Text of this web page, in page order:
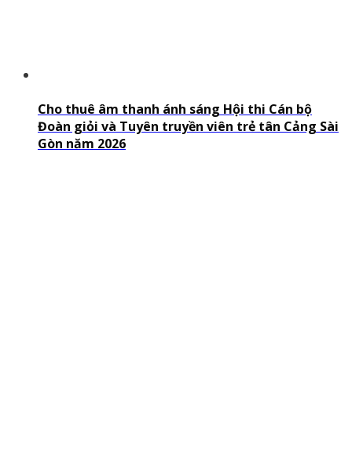
Cho thuê âm thanh ánh sáng Hội thi Cán bộ
Đoàn giỏi và Tuyên truyền viên trẻ tân Cảng Sài
Gòn năm 2026